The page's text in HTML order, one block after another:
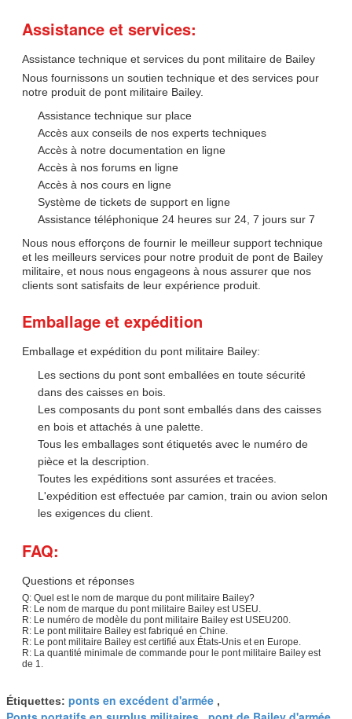
Assistance et services:
Assistance technique et services du pont militaire de Bailey
Nous fournissons un soutien technique et des services pour
notre produit de pont militaire Bailey.
Assistance technique sur place
Accès aux conseils de nos experts techniques
Accès à notre documentation en ligne
Accès à nos forums en ligne
Accès à nos cours en ligne
Système de tickets de support en ligne
Assistance téléphonique 24 heures sur 24, 7 jours sur 7
Nous nous efforçons de fournir le meilleur support technique
et les meilleurs services pour notre produit de pont de Bailey
militaire, et nous nous engageons à nous assurer que nos
clients sont satisfaits de leur expérience produit.
Emballage et expédition
Emballage et expédition du pont militaire Bailey:
Les sections du pont sont emballées en toute sécurité
dans des caisses en bois.
Les composants du pont sont emballés dans des caisses
en bois et attachés à une palette.
Tous les emballages sont étiquetés avec le numéro de
pièce et la description.
Toutes les expéditions sont assurées et tracées.
L'expédition est effectuée par camion, train ou avion selon
les exigences du client.
FAQ:
Questions et réponses
Q: Quel est le nom de marque du pont militaire Bailey?
R: Le nom de marque du pont militaire Bailey est USEU.
R: Le numéro de modèle du pont militaire Bailey est USEU200.
R: Le pont militaire Bailey est fabriqué en Chine.
R: Le pont militaire Bailey est certifié aux États-Unis et en Europe.
R: La quantité minimale de commande pour le pont militaire Bailey est
de 1.
Étiquettes: ponts en excédent d'armée ,